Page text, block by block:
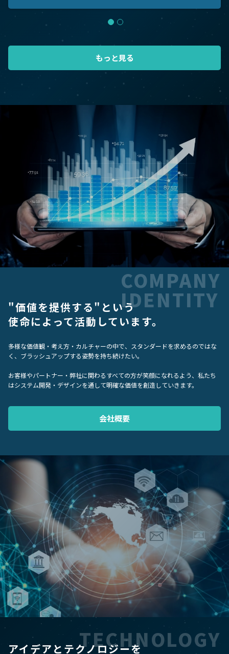
もっと見る
もっと見る
もっと見る
COMPANY
IDENTITY
"価値を提供する"という
使命によって活動しています。
多様な価値観・考え方・カルチャーの中で、スタンダードを求めるのではな
く、ブラッシュアップする姿勢を持ち続けたい。
お客様やパートナー・弊社に関わるすべての方が笑顔になれるよう、私たち
はシステム開発・デザインを通して明確な価値を創造していきます。
会社概要
TECHNOLOGY
アイデアとテクノロジーを